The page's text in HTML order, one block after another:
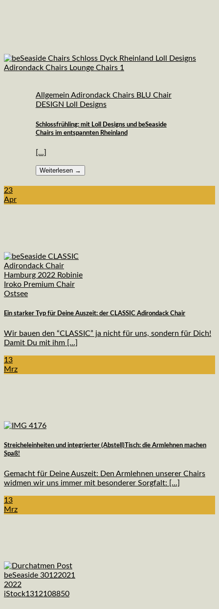
Allgemein Adirondack Chairs BLU Chair
DESIGN Loll Designs
Schlossfrühling: mit Loll Designs und beSeaside
Chairs im entspannten Rheinland
[...]
Weiterlesen →
23
Apr
Ein starker Typ für Deine Auszeit: der CLASSIC Adirondack Chair
Wir bauen den “CLASSIC” ja nicht für uns, sondern für Dich!
Damit Du mit ihm [...]
13
Mrz
Streicheleinheiten und integrierter (Abstell)Tisch: die Armlehnen machen
Spaß!
Gemacht für Deine Auszeit: Den Armlehnen unserer Chairs
widmen wir uns immer mit besonderer Sorgfalt: [...]
13
Mrz